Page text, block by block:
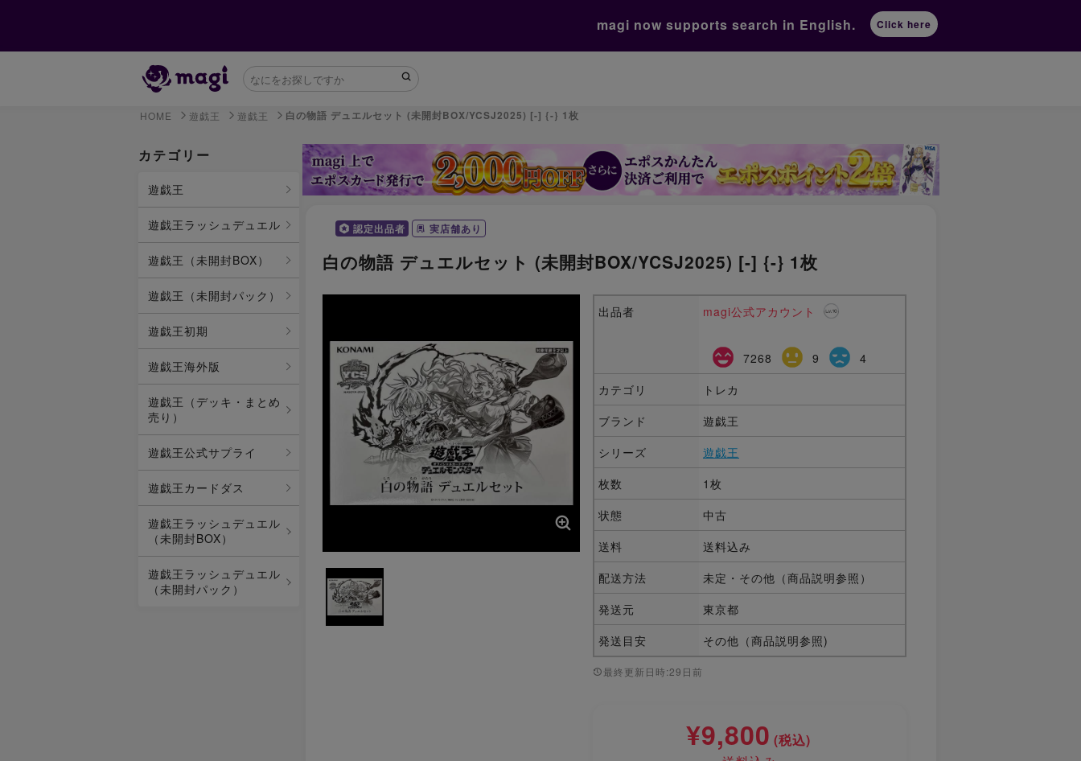
magi now supports search in English. Click here
HOME 遊戯王 遊戯王 白の物語 デュエルセット (未開封BOX/YCSJ2025) [-] {-} 1枚
カテゴリー
遊戯王
遊戯王ラッシュデュエル
遊戯王（未開封BOX）
遊戯王（未開封パック）
遊戯王初期
遊戯王海外版
遊戯王（デッキ・まとめ
売り）
遊戯王公式サプライ
遊戯王カードダス
遊戯王ラッシュデュエル
（未開封BOX）
遊戯王ラッシュデュエル
（未開封パック）
認定出品者 実店舗あり
白の物語 デュエルセット (未開封BOX/YCSJ2025) [-] {-} 1枚
出品者 magi公式アカウント
7268 9
4
カテゴリ
トレカ
ブランド
遊戯王
シリーズ
遊戯王
枚数
1枚
状態
中古
送料
送料込み
配送方法
未定・その他（商品説明参照）
発送元
東京都
発送目安
その他（商品説明参照)
最終更新日時:29日前
¥9,800 (税込)